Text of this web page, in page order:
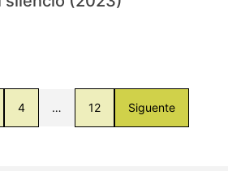
4 … 12 Siguente